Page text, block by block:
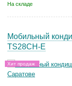
На складе
Мобильный
TS28CH-E
Хит продаж